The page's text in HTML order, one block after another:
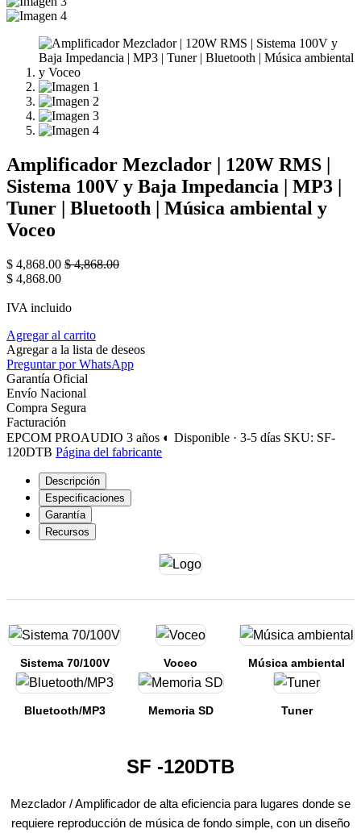
Amplificador Mezclador | 120W RMS |
Sistema 100V y Baja Impedancia | MP3 |
Tuner | Bluetooth | Música ambiental y
Voceo
$ 4,868.00 $4,868.00
$ 4,868.00
IVA incluido
Agregar al carrito
Agregar a la lista de deseos
Preguntar por WhatsApp
Garantía Oficial
Envío Nacional
Compra Segura
Facturación
EPCOM PROAUDIO 3 años ◐ Disponible · 3-5 días SKU: SF-
120DTB Página del fabricante
Descripción
Especificaciones
Garantía
Recursos
Sistema 70/100V Voceo Música ambiental
Bluetooth/MP3 Memoria SD Tuner
SF -120DTB
Mezclador / Amplificador de alta eficiencia para lugares donde se
requiere reproducción de música de fondo simple, con un diseño